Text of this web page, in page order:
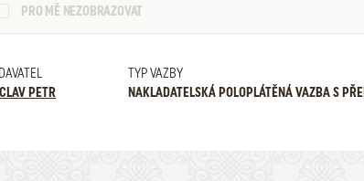
PRO MĚ NEZOBRAZOVAT
PETR
TYP VAZBY
NAKLADATELSKÁ POLOPLÁTĚNÁ VAZBA S